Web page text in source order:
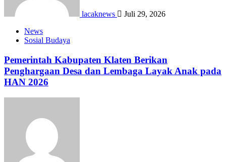
lacaknews
Juli 29, 2026
News
Sosial Budaya
Pemerintah Kabupaten Klaten Berikan
Penghargaan Desa dan Lembaga Layak Anak pada
HAN 2026